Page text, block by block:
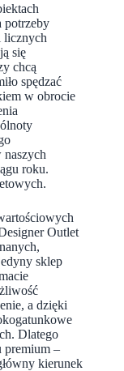
potrzeby
licznych
się
chcą
spędzać
w obrocie
roku.
Outlet
sklep
a dzięki
Dlatego
premium –
kierunek